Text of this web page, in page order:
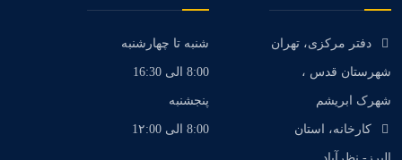
دفتر مرکزی، تهران
شهرستان قدس ،
شهرک ابریشم
کارخانه، استان
شنبه تا چهارشنبه
8:00 الی 16:30
پنجشنبه
8:00 الی 1۲:00